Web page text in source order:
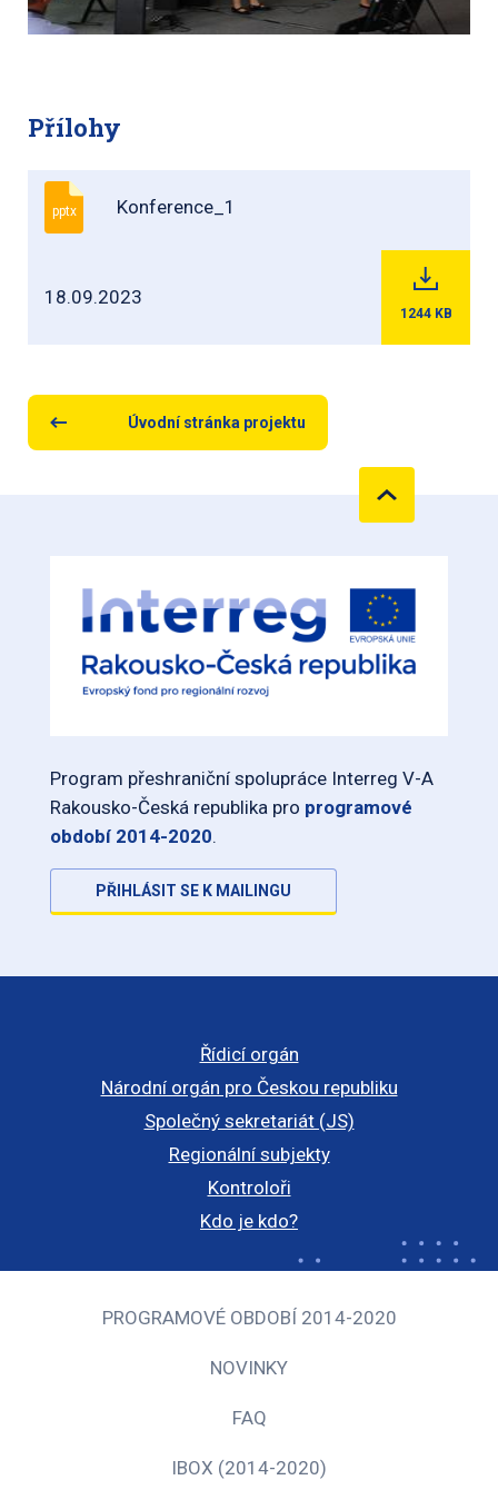
Přílohy
pptx Konference_1
18.09.2023
1244 KB
Úvodní stránka projektu
Program přeshraniční spolupráce Interreg V-A
Rakousko-Česká republika pro programové
období 2014-2020.
PŘIHLÁSIT SE K MAILINGU
Řídicí orgán
Národní orgán pro Českou republiku
Společný sekretariát (JS)
Regionální subjekty
Kontroloři
Kdo je kdo?
PROGRAMOVÉ OBDOBÍ 2014-2020
NOVINKY
FAQ
IBOX (2014-2020)